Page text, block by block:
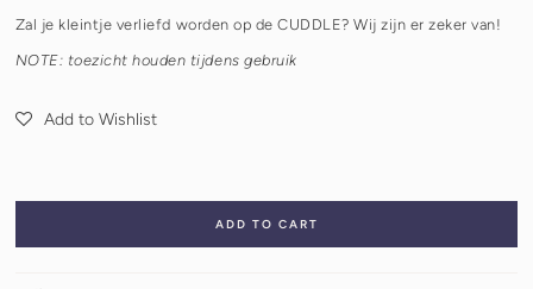
Zal je kleintje verliefd worden op de CUDDLE? Wij zijn er zeker van!
NOTE: toezicht houden tijdens gebruik
Add to Wishlist
ADD TO CART